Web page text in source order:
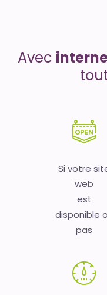
Avec
Si votre
web
est
disponible
pas